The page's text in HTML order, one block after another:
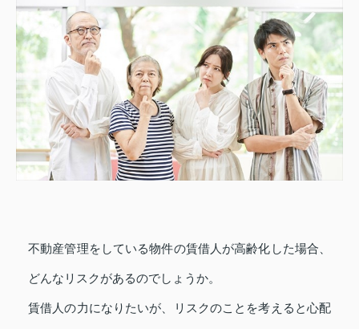
不動産管理をしている物件の賃借人が高齢化した場合、
どんなリスクがあるのでしょうか。
賃借人の力になりたいが、リスクのことを考えると心配